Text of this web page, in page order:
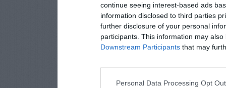
continue seeing interest-based ads
information disclosed to third parties
further disclosure of your personal
participants. This information may
Downstream Participants that may
Personal Data Processing Opt